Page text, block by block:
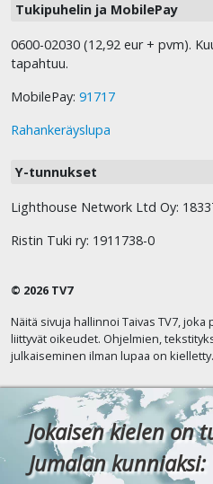
Tukipuhelin ja MobilePay
0600-02030 (12,92 eur + pvm).
tapahtuu.
MobilePay: 91717
Rahankeräyslupa
Y-tunnukset
Lighthouse Network Ltd Oy:
Ristin Tuki ry: 1911738-0
© 2026 TV7
Näitä sivuja hallinnoi Taivas TV7,
liittyvät oikeudet. Ohjelmien,
julkaiseminen ilman lupaa on kielletty.
Jokaisen kielen on
Jumalan kunniaksi: